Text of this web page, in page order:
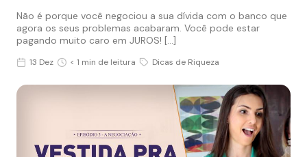
Não é porque você negociou a sua dívida com o banco que
agora os seus problemas acabaram. Você pode estar
pagando muito caro em JUROS! […]
13 Dez < 1 min de leitura Dicas de Riqueza